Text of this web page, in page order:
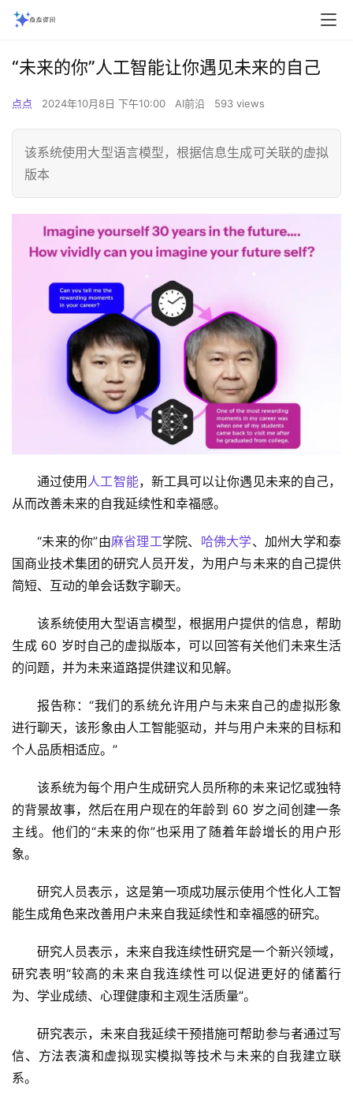
“未来的你”人工智能让你遇见未来的自己
点点 2024年10月8日 下午10:00 AI前沿 593 views
该系统使用大型语言模型，根据信息生成可关联的虚拟
版本
通过使用人工智能，新工具可以让你遇见未来的自己，
从而改善未来的自我延续性和幸福感。
“未来的你”由麻省理工学院、 哈佛大学、加州大学和泰
国商业技术集团的研究人员开发，为用户与未来的自己提供
简短、互动的单会话数字聊天。
该系统使用大型语言模型，根据用户提供的信息，帮助
生成 60 岁时自己的虚拟版本，可以回答有关他们未来生活
的问题，并为未来道路提供建议和见解。
报告称：“我们的系统允许用户与未来自己的虚拟形象
进行聊天，该形象由人工智能驱动，并与用户未来的目标和
个人品质相适应。”
该系统为每个用户生成研究人员所称的未来记忆或独特
的背景故事，然后在用户现在的年龄到 60 岁之间创建一条
主线。他们的“未来的你”也采用了随着年龄增长的用户形
象。
研究人员表示，这是第一项成功展示使用个性化人工智
能生成角色来改善用户未来自我延续性和幸福感的研究。
研究人员表示，未来自我连续性研究是一个新兴领域，
研究表明“较高的未来自我连续性可以促进更好的储蓄行
为、学业成绩、心理健康和主观生活质量”。
研究表示，未来自我延续干预措施可帮助参与者通过写
信、方法表演和虚拟现实模拟等技术与未来的自我建立联
系。